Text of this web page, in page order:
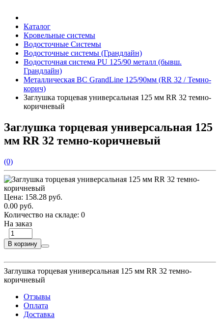
Каталог
Кровельные системы
Водосточные Системы
Водосточные системы (Грандлайн)
Водосточная система PU 125/90 металл (бывш.
Грандлайн)
Металлическая ВС GrandLine 125/90мм (RR 32 / Темно-
корич)
Заглушка торцевая универсальная 125 мм RR 32 темно-
коричневый
Заглушка торцевая универсальная 125
мм RR 32 темно-коричневый
(0)
Цена: 158.28 руб.
0.00 руб.
Количество на складе: 0
На заказ
В корзину
Заглушка торцевая универсальная 125 мм RR 32 темно-
коричневый
Отзывы
Оплата
Доставка